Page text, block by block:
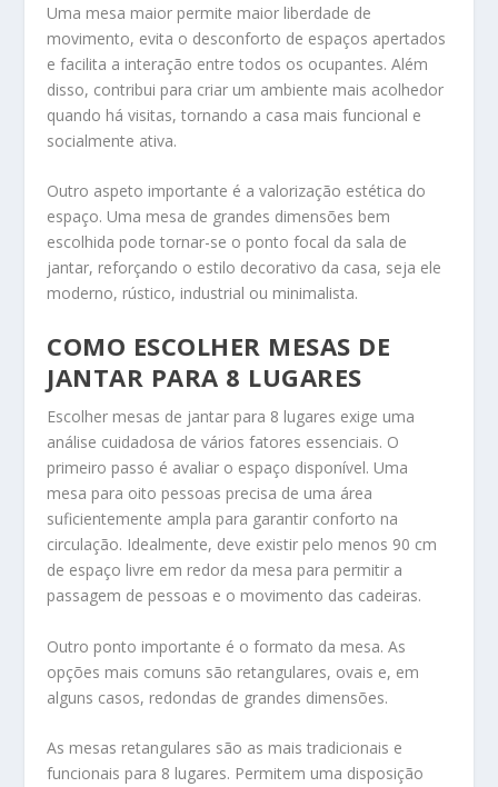
Uma mesa maior permite maior liberdade de
movimento, evita o desconforto de espaços apertados
e facilita a interação entre todos os ocupantes. Além
disso, contribui para criar um ambiente mais acolhedor
quando há visitas, tornando a casa mais funcional e
socialmente ativa.
Outro aspeto importante é a valorização estética do
espaço. Uma mesa de grandes dimensões bem
escolhida pode tornar-se o ponto focal da sala de
jantar, reforçando o estilo decorativo da casa, seja ele
moderno, rústico, industrial ou minimalista.
COMO ESCOLHER MESAS DE
JANTAR PARA 8 LUGARES
Escolher mesas de jantar para 8 lugares exige uma
análise cuidadosa de vários fatores essenciais. O
primeiro passo é avaliar o espaço disponível. Uma
mesa para oito pessoas precisa de uma área
suficientemente ampla para garantir conforto na
circulação. Idealmente, deve existir pelo menos 90 cm
de espaço livre em redor da mesa para permitir a
passagem de pessoas e o movimento das cadeiras.
Outro ponto importante é o formato da mesa. As
opções mais comuns são retangulares, ovais e, em
alguns casos, redondas de grandes dimensões.
As mesas retangulares são as mais tradicionais e
funcionais para 8 lugares. Permitem uma disposição